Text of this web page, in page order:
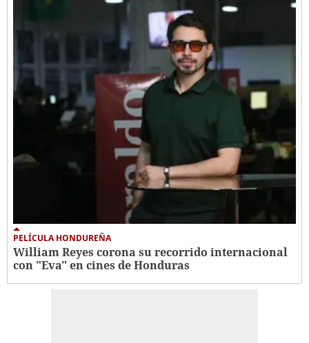
PELÍCULA HONDUREÑA
William Reyes corona su recorrido internacional
con "Eva" en cines de Honduras